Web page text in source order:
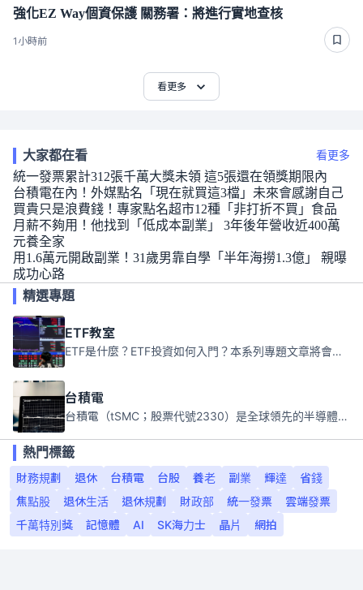
強化EZ Way個資保護 關務署：將進行實地查核
1小時前
看更多
大家都在看 看更多
統一發票累計312張千萬大獎未領 這5張還在領獎期限內
台積電在內！外媒點名「現在就買這3檔」未來會感謝自己
買貴只是浪費錢！專家點名超市12種「非打折不買」食品
月薪不夠用！他找到「低成本副業」 3年後年營收近400萬
元養全家
用1.6萬元開啟副業！31歲男靠自學「半年海撈1.3億」 親曝
成功心路
精選專題
ETF教室
ETF是什麼？ETF投資如何入門？本系列專題文章將會告訴你新手必須知道的ETF基礎知識。
台積電
台積電（tSMC；股票代號2330）是全球領先的半導體代工公司，成立於1987年，總部位於台灣新竹。且已於美國、日本、德國及中國設廠，台積電是全球首家專業積體電路製造服務公司，也是全球最先進和最大規模的半導體代工廠。
熱門標籤
財務規劃
退休 台積電 台股 養老 副業 輝達
省錢
焦點股
退休生活 退休規劃 財政部 統一發票
雲端發票
千萬特別獎
記憶體 AI SK海力士 晶片 網拍